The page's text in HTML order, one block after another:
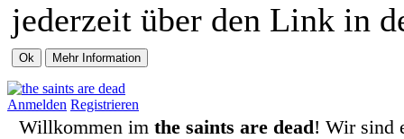
jederzeit über den Link in
Anmelden Registrieren
Willkommen im the saints are dead! Wir sind